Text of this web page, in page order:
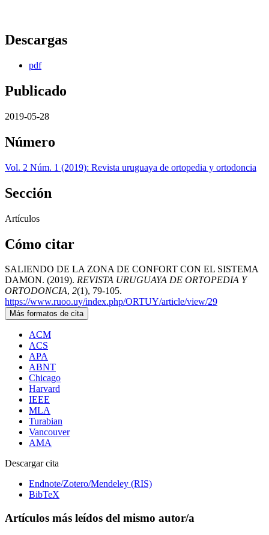
Descargas
pdf
Publicado
2019-05-28
Número
Vol. 2 Núm. 1 (2019): Revista uruguaya de ortopedia y ortodoncia
Sección
Artículos
Cómo citar
SALIENDO DE LA ZONA DE CONFORT CON EL SISTEMA
DAMON. (2019). REVISTA URUGUAYA DE ORTOPEDIA Y
ORTODONCIA, 2(1), 79-105.
https://www.ruoo.uy/index.php/ORTUY/article/view/29
Más formatos de cita
ACM
ACS
APA
ABNT
Chicago
Harvard
IEEE
MLA
Turabian
Vancouver
AMA
Descargar cita
Endnote/Zotero/Mendeley (RIS)
BibTeX
Artículos más leídos del mismo autor/a